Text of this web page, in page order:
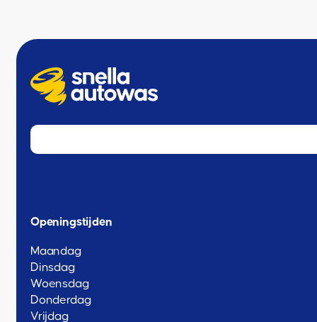
Openingstijden
Maandag
Dinsdag
Woensdag
Donderdag
Vrijdag